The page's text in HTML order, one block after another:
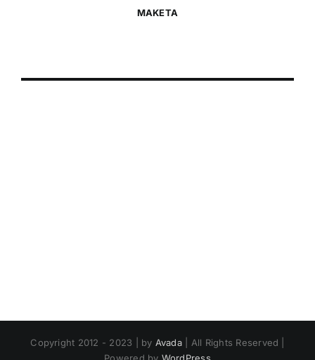
ΜΑΚΕΤΑ
Copyright 2012 - 2023 | by Avada| All Rights Reserved |